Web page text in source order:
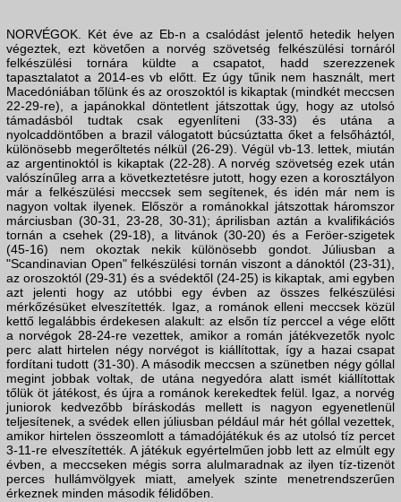
NORVÉGOK. Két éve az Eb-n a csalódást jelentő hetedik helyen
végeztek, ezt követően a norvég szövetség felkészülési tornáról
felkészülési tornára küldte a csapatot, hadd szerezzenek
tapasztalatot a 2014-es vb előtt. Ez úgy tűnik nem használt, mert
Macedóniában tőlünk és az oroszoktól is kikaptak (mindkét meccsen
22-29-re), a japánokkal döntetlent játszottak úgy, hogy az utolsó
támadásból tudtak csak egyenlíteni (33-33) és utána a
nyolcaddöntőben a brazil válogatott búcsúztatta őket a felsőháztól,
különösebb megerőltetés nélkül (26-29). Végül vb-13. lettek, miután
az argentinoktól is kikaptak (22-28). A norvég szövetség ezek után
valószínűleg arra a következtetésre jutott, hogy ezen a korosztályon
már a felkészülési meccsek sem segítenek, és idén már nem is
nagyon voltak ilyenek. Először a románokkal játszottak háromszor
márciusban (30-31, 23-28, 30-31); áprilisban aztán a kvalifikációs
tornán a csehek (29-18), a litvánok (30-20) és a Feröer-szigetek
(45-16) nem okoztak nekik különösebb gondot. Júliusban a
"Scandinavian Open" felkészülési tornán viszont a dánoktól (23-31),
az oroszoktól (29-31) és a svédektől (24-25) is kikaptak, ami egyben
azt jelenti hogy az utóbbi egy évben az összes felkészülési
mérkőzésüket elveszítették. Igaz, a románok elleni meccsek közül
kettő legalábbis érdekesen alakult: az elsőn tíz perccel a vége előtt
a norvégok 28-24-re vezettek, amikor a román játékvezetők nyolc
perc alatt hirtelen négy norvégot is kiállítottak, így a hazai csapat
fordítani tudott (31-30). A második meccsen a szünetben négy góllal
megint jobbak voltak, de utána negyedóra alatt ismét kiállítottak
tőlük öt játékost, és újra a románok kerekedtek felül. Igaz, a norvég
juniorok kedvezőbb bíráskodás mellett is nagyon egyenetlenül
teljesítenek, a svédek ellen júliusban például már hét góllal vezettek,
amikor hirtelen összeomlott a támadójátékuk és az utolsó tíz percet
3-11-re elveszítették. A játékuk egyértelműen jobb lett az elmúlt egy
évben, a meccseken mégis sorra alulmaradnak az ilyen tíz-tizenöt
perces hullámvölgyek miatt, amelyek szinte menetrendszerűen
érkeznek minden második félidőben.